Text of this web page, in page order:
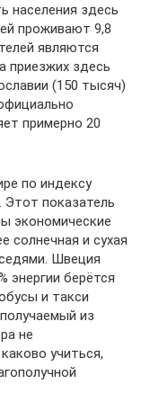
населения здесь
проживают 9,8
являются
приезжих здесь
(150 тысяч)
примерно 20
по индексу
Этот показатель
экономические
солнечная и сухая
Швеция
энергии берётся
и такси
из
не
учиться,